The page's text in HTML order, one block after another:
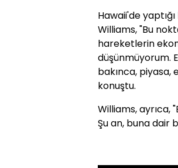
Hawaii'de
Williams, "Bu
hareketlerin
düşünmüyorum.
bakınca,
konuştu.
Williams, ayrıca,
Şu an, buna dair